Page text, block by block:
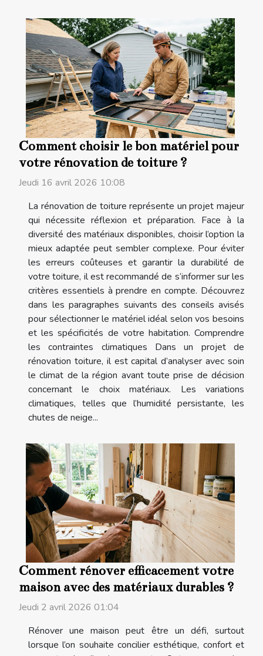
Comment choisir le bon matériel pour
votre rénovation de toiture ?
Jeudi 16 avril 2026 10:08
La rénovation de toiture représente un projet majeur
qui nécessite réflexion et préparation. Face à la
diversité des matériaux disponibles, choisir l’option la
mieux adaptée peut sembler complexe. Pour éviter
les erreurs coûteuses et garantir la durabilité de
votre toiture, il est recommandé de s’informer sur les
critères essentiels à prendre en compte. Découvrez
dans les paragraphes suivants des conseils avisés
pour sélectionner le matériel idéal selon vos besoins
et les spécificités de votre habitation. Comprendre
les contraintes climatiques Dans un projet de
rénovation toiture, il est capital d’analyser avec soin
le climat de la région avant toute prise de décision
concernant le choix matériaux. Les variations
climatiques, telles que l’humidité persistante, les
chutes de neige...
Comment rénover efficacement votre
maison avec des matériaux durables ?
Jeudi 2 avril 2026 01:04
Rénover une maison peut être un défi, surtout
lorsque l’on souhaite concilier esthétique, confort et